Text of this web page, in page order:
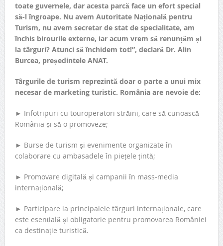
toate guvernele, dar acesta parcă face un efort special
să-l îngroape. Nu avem Autoritate Națională pentru
Turism, nu avem secretar de stat de specialitate, am
închis birourile externe, iar acum vrem să renunțăm și
la târguri? Atunci să închidem tot!”, declară Dr. Alin
Burcea, președintele ANAT.
Târgurile de turism reprezintă doar o parte a unui mix
necesar de marketing turistic. România are nevoie de:
► Infotripuri cu touroperatori străini, care să cunoască
România și să o promoveze;
► Burse de turism și evenimente organizate în
colaborare cu ambasadele în piețele țintă;
► Promovare digitală și campanii în mass-media
internațională;
► Participare la principalele târguri internaționale, care
este esențială și obligatorie pentru promovarea României
ca destinație turistică.